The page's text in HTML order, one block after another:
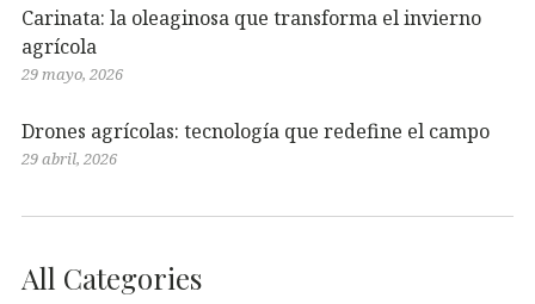
Carinata: la oleaginosa que transforma el invierno
agrícola
29 mayo, 2026
Drones agrícolas: tecnología que redefine el campo
29 abril, 2026
All Categories